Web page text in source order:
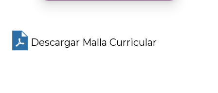
Descargar Malla Curricular